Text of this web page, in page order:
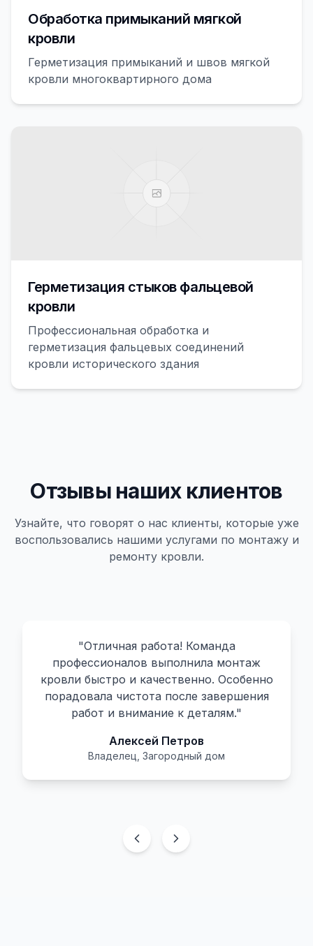
Обработка примыканий мягкой
кровли
Герметизация примыканий и швов мягкой
кровли многоквартирного дома
Герметизация стыков фальцевой
кровли
Профессиональная обработка и
герметизация фальцевых соединений
кровли исторического здания
Отзывы наших клиентов
Узнайте, что говорят о нас клиенты, которые уже
воспользовались нашими услугами по монтажу и
ремонту кровли.
"Отличная работа! Команда
профессионалов выполнила монтаж
кровли быстро и качественно. Особенно
порадовала чистота после завершения
работ и внимание к деталям."
Алексей Петров
Владелец Загородный дом